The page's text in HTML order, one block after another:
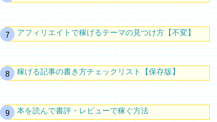
アフィリエイトで稼げるテーマの見つけ方【不変】
稼げる記事の書き方チェックリスト【保存版】
本を読んで書評・レビューで稼ぐ方法